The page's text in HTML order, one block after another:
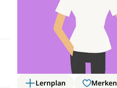
Lernplan Merken